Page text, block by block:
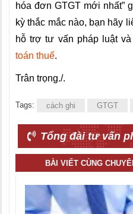
hóa đơn GTGT mới nhất”
kỳ thắc mắc nào, bạn hãy
hỗ trợ tư vấn pháp luật
toán thuế.
Trân trọng./.
Tags: cách ghi GTGT
Tổng đài tư vấn
BÀI VIẾT CÙNG